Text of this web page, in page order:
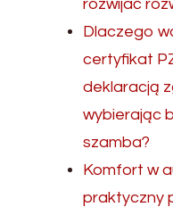
rozwijać
Dlaczego
certyfikat
deklaracją
wybierając
szamba?
Komfort w
praktyczny